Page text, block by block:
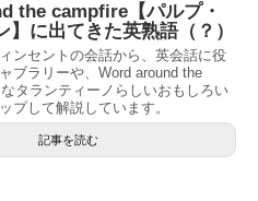
the campfire【パルプ・
】に出てきた英熟語（？）
ンセントの会話から、英会話に役
ブラリーや、Word around the
タランティーノらしいおもしろい
プして解説しています。
記事を読む